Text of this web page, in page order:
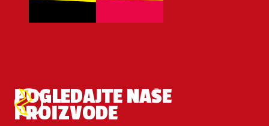
Europe
kocke.
POGLEDAJTE NAŠE
PROIZVODE